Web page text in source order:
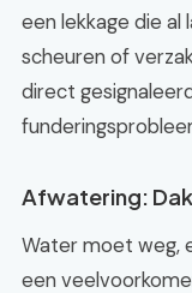
een lekkage die al
scheuren of
direct
Afwatering:
Water moet weg,
een